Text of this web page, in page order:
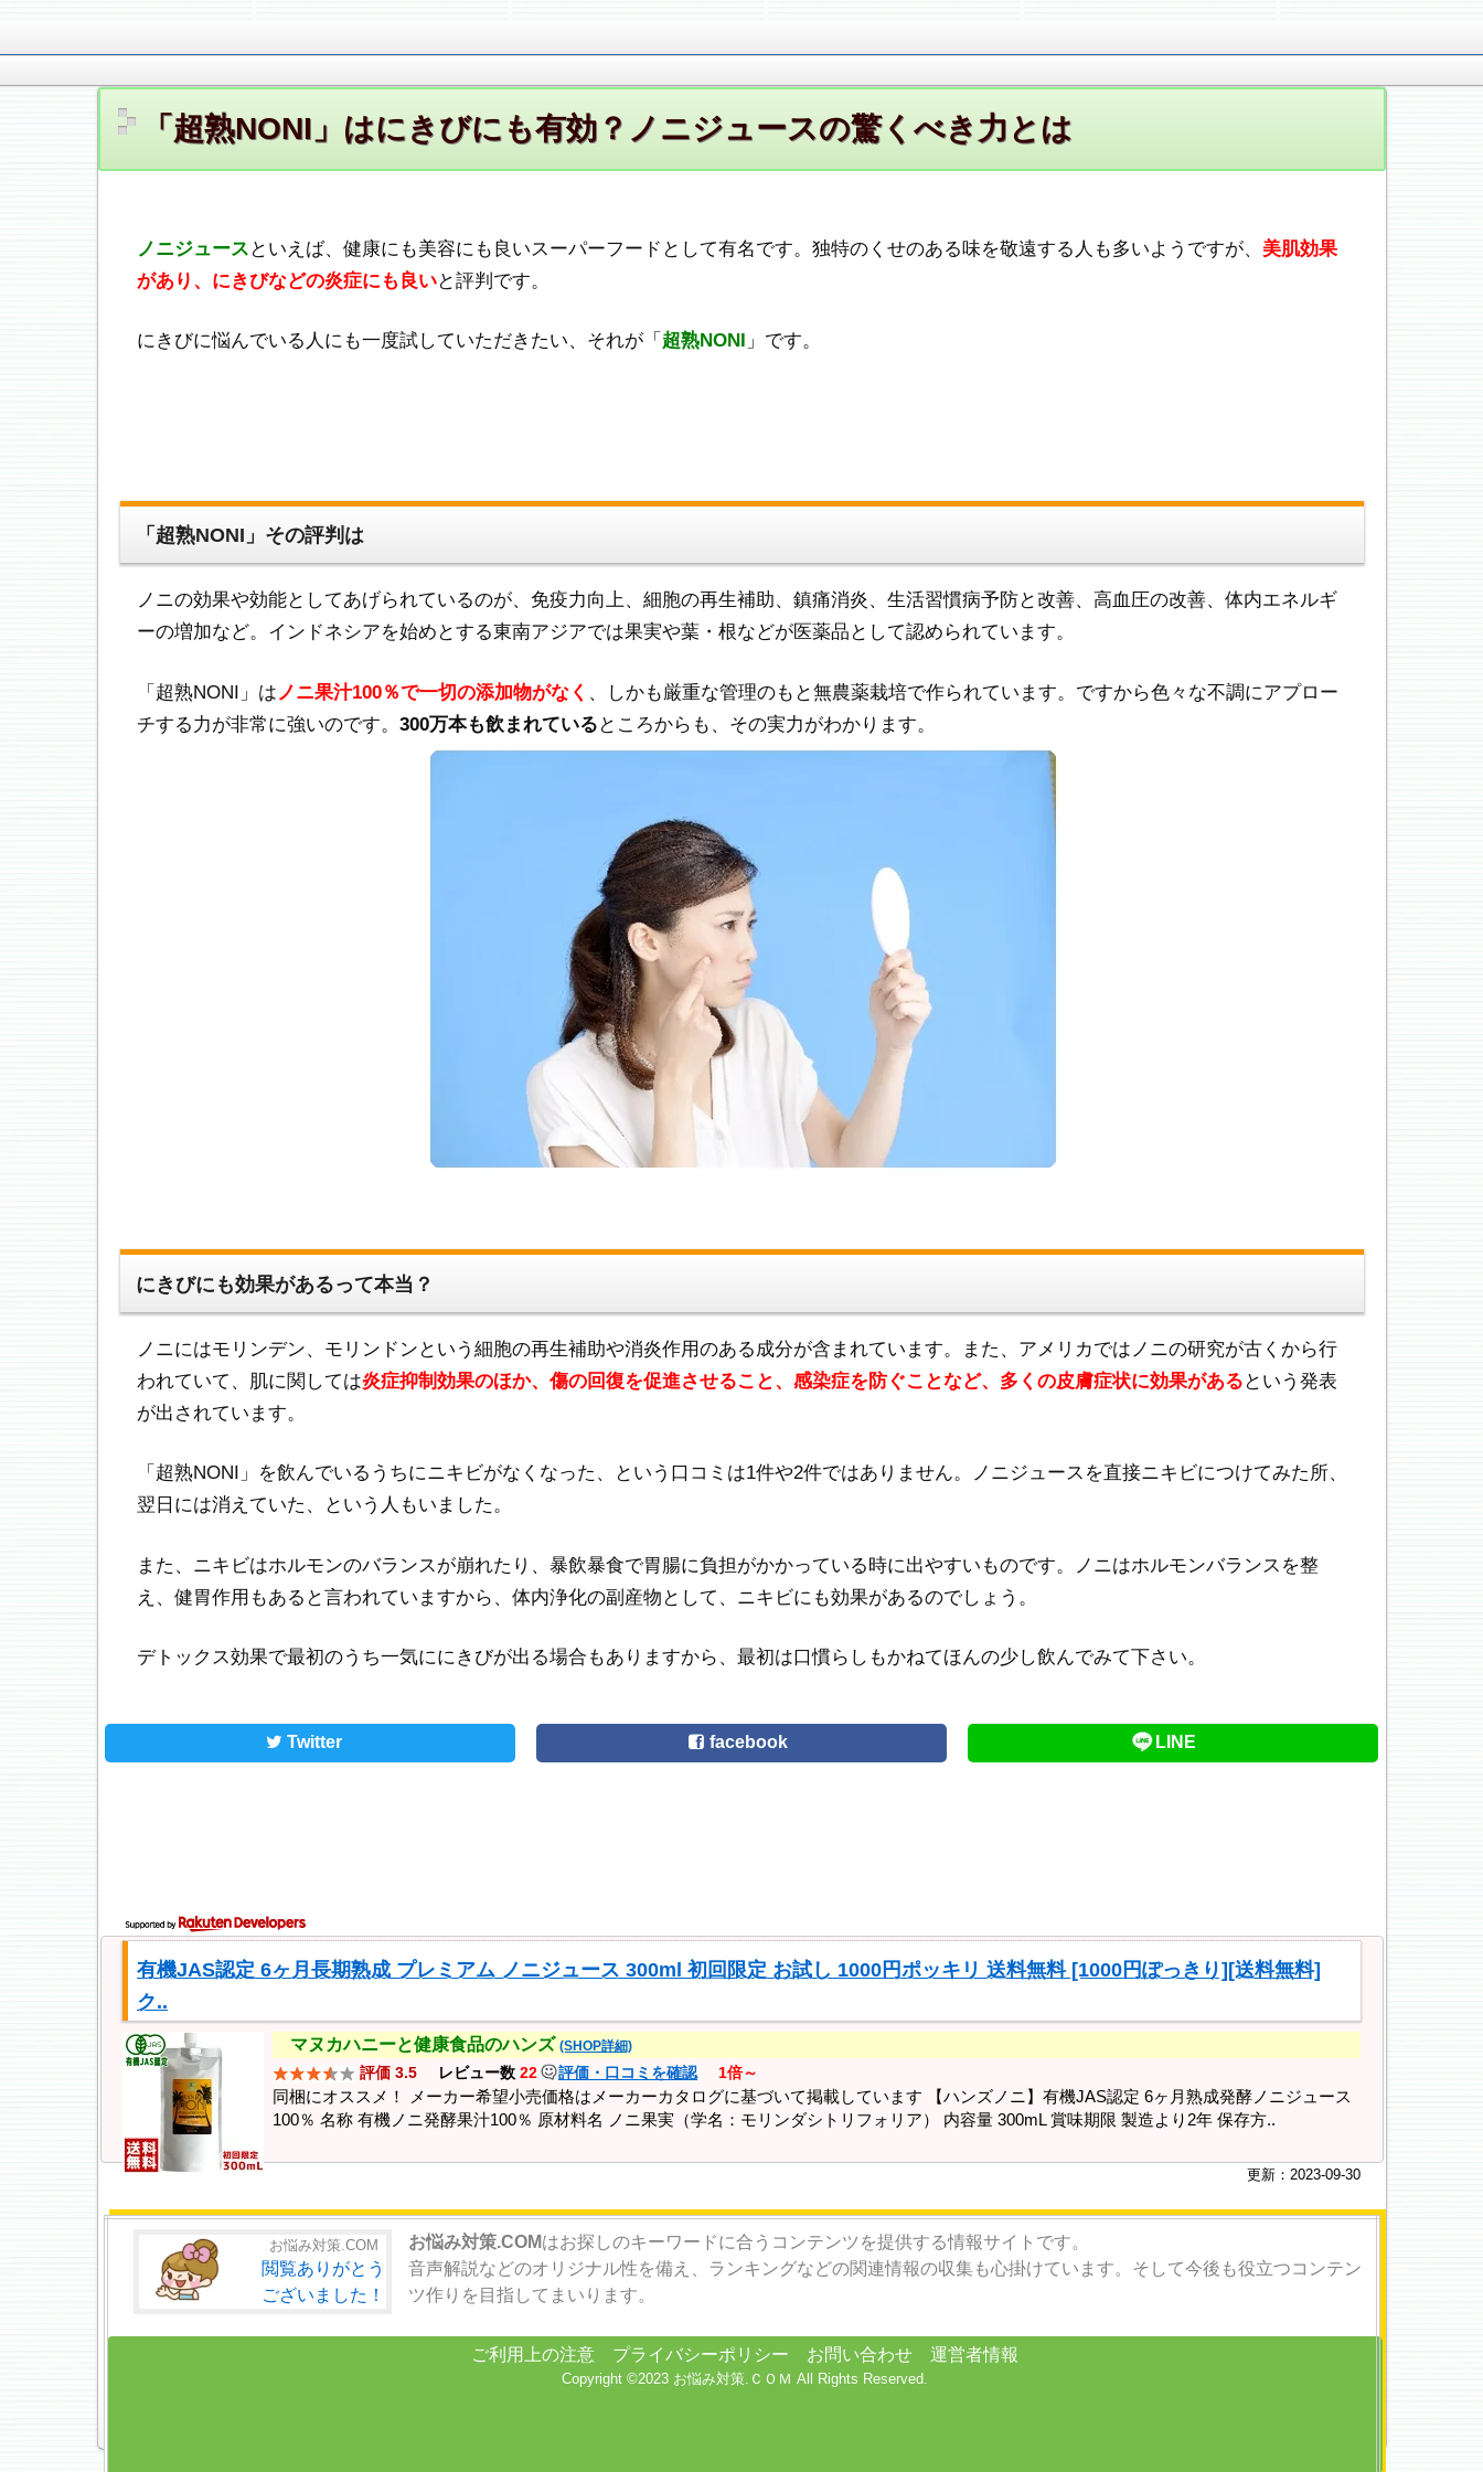
お悩み対策.ＣＯＭ
「超熟NONI」はにきびにも有効？ノニジュースの驚くべき力とは
ノニジュース といえば、健康にも美容にも良いスーパーフードとして有名です。独特のくせのある味を敬遠する人も多いようですが、 美肌効果
があり、にきびなどの炎症にも良いと評判です。
にきびに悩んでいる人にも一度試していただきたい、それが「 超熟NONI 」です。
「超熟NONI」その評判は
ノニの効果や効能としてあげられているのが、免疫力向上、細胞の再生補助、鎮痛消炎、生活習慣病予防と改善、高血圧の改善、体内エネルギ
ーの増加など。インドネシアを始めとする東南アジアでは果実や葉・根などが医薬品として認められています。
「超熟NONI」は ノニ果汁100％で一切の添加物がなく 、しかも厳重な管理のもと無農薬栽培で作られています。ですから色々な不調にアプロー
チする力が非常に強いのです。 300万本も飲まれている ところからも、その実力がわかります。
にきびにも効果があるって本当？
ノニにはモリンデン、モリンドンという細胞の再生補助や消炎作用のある成分が含まれています。また、アメリカではノニの研究が古くから行
われていて、肌に関しては炎症抑制効果のほか、傷の回復を促進させること、感染症を防ぐことなど、多くの皮膚症状に効果がある という発表
が出されています。
「超熟NONI」を飲んでいるうちにニキビがなくなった、という口コミは1件や2件ではありません。ノニジュースを直接ニキビにつけてみた所、
翌日には消えていた、という人もいました。
また、ニキビはホルモンのバランスが崩れたり、暴飲暴食で胃腸に負担がかかっている時に出やすいものです。ノニはホルモンバランスを整
え、健胃作用もあると言われていますから、体内浄化の副産物として、ニキビにも効果があるのでしょう。
デトックス効果で最初のうち一気ににきびが出る場合もありますから、最初は口慣らしもかねてほんの少し飲んでみて下さい。
Twitter facebook LINE
有機JAS認定 6ヶ月長期熟成 プレミアム ノニジュース 300ml 初回限定 お試し 1000円ポッキリ 送料無料 [1000円ぽっきり][送料無料]
ク..
マヌカハニーと健康食品のハンズ (SHOP詳細)
評価 3.5 レビュー数 22 評価・口コミを確認 1倍～
同梱にオススメ！ メーカー希望小売価格はメーカーカタログに基づいて掲載しています 【ハンズノニ】有機JAS認定 6ヶ月熟成発酵ノニジュース
100％ 名称 有機ノニ発酵果汁100％ 原材料名 ノニ果実（学名：モリンダシトリフォリア） 内容量 300mL 賞味期限 製造より2年 保存方..
更新：2023-09-30
お悩み対策.COM
閲覧ありがとう
ございました！
お悩み対策.COMはお探しのキーワードに合うコンテンツを提供する情報サイトです。
音声解説などのオリジナル性を備え、ランキングなどの関連情報の収集も心掛けています。そして今後も役立つコンテン
ツ作りを目指してまいります。
ご利用上の注意 プライバシーポリシー お問い合わせ 運営者情報
Copyright ©2023 お悩み対策.ＣＯＭ All Rights Reserved.